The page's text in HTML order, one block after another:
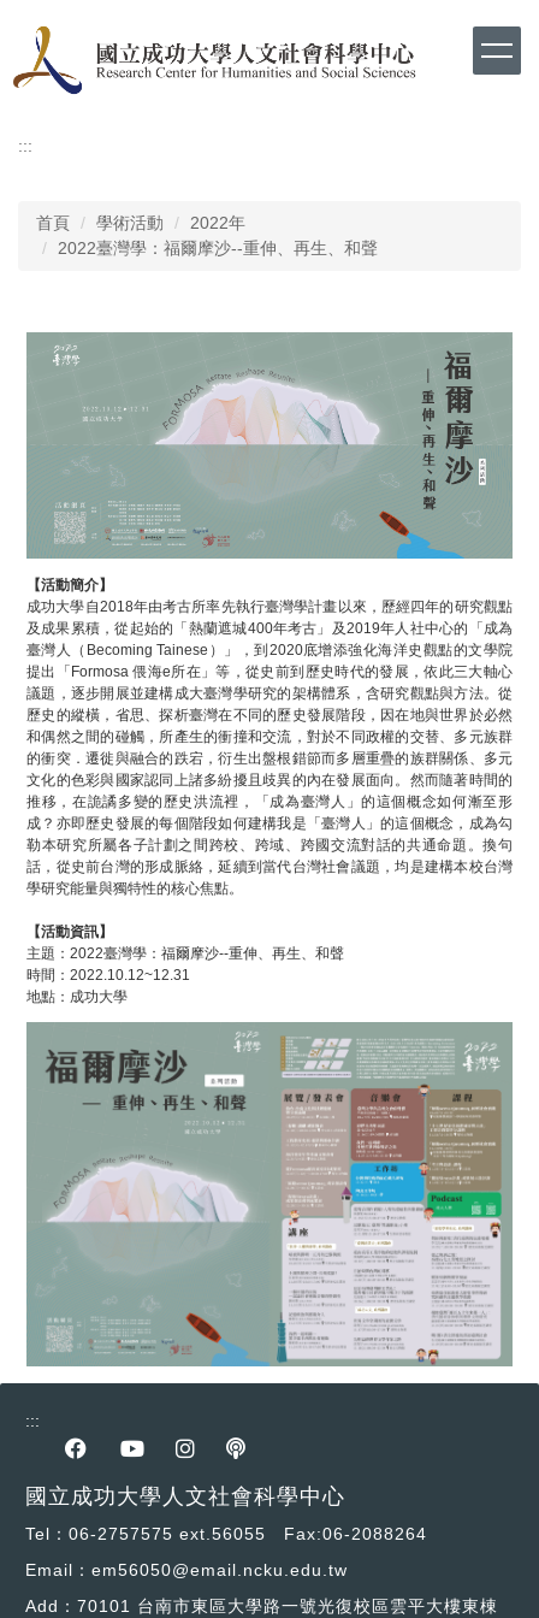
要
容
:::
首頁 學術活動
2022年
2022臺灣學：福爾摩沙--重伸、再生、和聲
【活動簡介】
成功大學自2018年由考古所率先執行臺灣學計畫以來，歷經四年的研究觀點
及成果累積，從起始的「熱蘭遮城400年考古」及2019年人社中心的「成為
臺灣人（Becoming Tainese）」，到2020底增添強化海洋史觀點的文學院
提出「Formosa 偎海e所在」等，從史前到歷史時代的發展，依此三大軸心
議題，逐步開展並建構成大臺灣學研究的架構體系，含研究觀點與方法。從
歷史的縱橫，省思、探析臺灣在不同的歷史發展階段，因在地與世界於必然
和偶然之間的碰觸，所產生的衝撞和交流，對於不同政權的交替、多元族群
的衝突．遷徙與融合的跌宕，衍生出盤根錯節而多層重疊的族群關係、多元
文化的色彩與國家認同上諸多紛擾且歧異的內在發展面向。然而隨著時間的
推移，在詭譎多變的歷史洪流裡，「成為臺灣人」的這個概念如何漸至形
成？亦即歷史發展的每個階段如何建構我是「臺灣人」的這個概念，成為勾
勒本研究所屬各子計劃之間跨校、跨域、跨國交流對話的共通命題。換句
話，從史前台灣的形成脈絡，延續到當代台灣社會議題，均是建構本校台灣
學研究能量與獨特性的核心焦點。
【活動資訊】
主題：2022臺灣學：福爾摩沙--重伸、再生、和聲
時間：2022.10.12~12.31
地點：成功大學
:::
前往Facebook專區
前往youtube專區
前往instagram專區
前往podcast專區
國立成功大學人文社會科學中心
Tel：06-2757575 ext.56055 Fax:06-2088264
Email：em56050@email.ncku.edu.tw
Add：70101 台南市東區大學路一號光復校區雲平大樓東棟